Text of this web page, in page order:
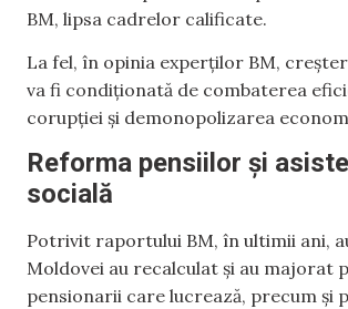
BM, lipsa cadrelor calificate.
La fel, în opinia experților BM,
va fi condiționată de combaterea
corupției și demonopolizarea
Reforma pensiilor și
socială
Potrivit raportului BM, în ultimii ani,
Moldovei au recalculat și au majorat
pensionarii care lucrează, precum și